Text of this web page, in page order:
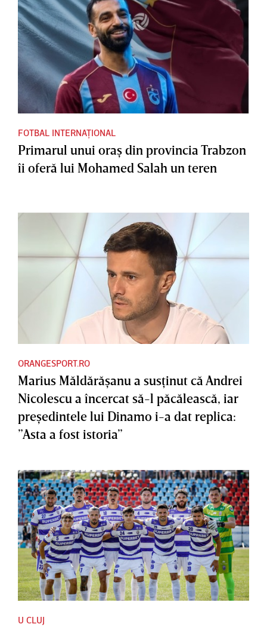
FOTBAL INTERNAȚIONAL
Primarul unui oraş din provincia Trabzon
îi oferă lui Mohamed Salah un teren
ORANGESPORT.RO
Marius Măldărăşanu a susţinut că Andrei
Nicolescu a încercat să-l păcălească, iar
preşedintele lui Dinamo i-a dat replica:
”Asta a fost istoria”
U CLUJ